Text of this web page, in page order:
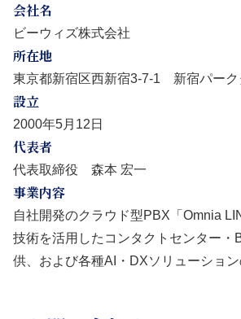
会社名
ビーウィズ株式会社
所在地
東京都新宿区西新宿3-7-1 新宿パーク
設立
2000年5月12日
代表者
代表取締役 森本 宏一
事業内容
自社開発のクラウド型PBX「Omnia
技術を活用したコンタクトセンター・
供、および各種AI・DXソリューショ